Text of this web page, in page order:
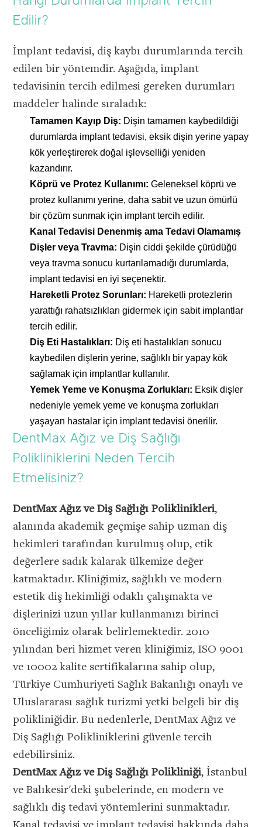
Edilir?
İmplant tedavisi, diş kaybı durumlarında tercih
edilen bir yöntemdir. Aşağıda, implant
tedavisinin tercih edilmesi gereken durumları
maddeler halinde sıraladık:
Tamamen Kayıp Diş: Dişin tamamen kaybedildiği
durumlarda implant tedavisi, eksik dişin yerine yapay
kök yerleştirerek doğal işlevselliği yeniden
kazandırır.
Köprü ve Protez Kullanımı: Geleneksel köprü ve
protez kullanımı yerine, daha sabit ve uzun ömürlü
bir çözüm sunmak için implant tercih edilir.
Kanal Tedavisi Denenmiş ama Tedavi Olamamış
Dişler veya Travma: Dişin ciddi şekilde çürüdüğü
veya travma sonucu kurtarılamadığı durumlarda,
implant tedavisi en iyi seçenektir.
Hareketli Protez Sorunları: Hareketli protezlerin
yarattığı rahatsızlıkları gidermek için sabit implantlar
tercih edilir.
Diş Eti Hastalıkları: Diş eti hastalıkları sonucu
kaybedilen dişlerin yerine, sağlıklı bir yapay kök
sağlamak için implantlar kullanılır.
Yemek Yeme ve Konuşma Zorlukları: Eksik dişler
nedeniyle yemek yeme ve konuşma zorlukları
yaşayan hastalar için implant tedavisi önerilir.
DentMax Ağız ve Diş Sağlığı
Polikliniklerini Neden Tercih
Etmelisiniz?
DentMax Ağız ve Diş Sağlığı Poliklinikleri,
alanında akademik geçmişe sahip uzman diş
hekimleri tarafından kurulmuş olup, etik
değerlere sadık kalarak ülkemize değer
katmaktadır. Kliniğimiz, sağlıklı ve modern
estetik diş hekimliği odaklı çalışmakta ve
dişlerinizi uzun yıllar kullanmanızı birinci
önceliğimiz olarak belirlemektedir. 2010
yılından beri hizmet veren kliniğimiz, ISO 9001
ve 10002 kalite sertifikalarına sahip olup,
Türkiye Cumhuriyeti Sağlık Bakanlığı onaylı ve
Uluslararası sağlık turizmi yetki belgeli bir diş
polikliniğidir. Bu nedenlerle, DentMax Ağız ve
Diş Sağlığı Polikliniklerini güvenle tercih
edebilirsiniz.
DentMax Ağız ve Diş Sağlığı Polikliniği, İstanbul
ve Balıkesir'deki şubelerinde, en modern ve
sağlıklı diş tedavi yöntemlerini sunmaktadır.